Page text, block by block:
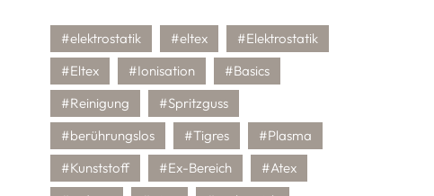
#elektrostatik #eltex
#Elektrostatik
#Eltex
#Ionisation
#Basics
#Reinigung
#Spritzguss
#berührungslos
#Tigres
#Plasma
#Kunststoff
#Ex-Bereich
#Atex